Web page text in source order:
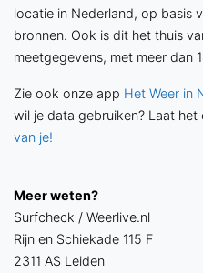
locatie in Nederland, op basis
bronnen. Ook is dit het thuis
meetgegevens, met meer dan
Zie ook onze app Het Weer in
wil je data gebruiken? Laat het
van je!
Meer weten?
Surfcheck / Weerlive.nl
Rijn en Schiekade 115 F
2311 AS Leiden